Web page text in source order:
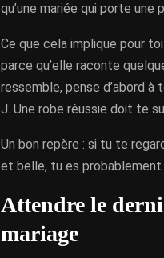
qu’une mariée qui porte une
Ce que cela implique pour
parce qu’elle raconte
ressemble, pense d’abord
J. Une robe réussie doit te
Un bon repère : si tu te
et belle, tu es probablement
Attendre le
mariage